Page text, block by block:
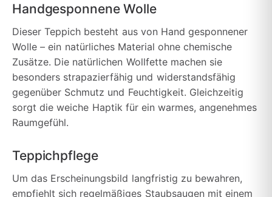
Handgesponnene Wolle
Dieser Teppich besteht aus von Hand gesponnener
Wolle – ein natürliches Material ohne chemische
Zusätze. Die natürlichen Wollfette machen sie
besonders strapazierfähig und widerstandsfähig
gegenüber Schmutz und Feuchtigkeit. Gleichzeitig
sorgt die weiche Haptik für ein warmes, angenehmes
Raumgefühl.
Teppichpflege
Um das Erscheinungsbild langfristig zu bewahren,
empfiehlt sich regelmäßiges Staubsaugen mit einem